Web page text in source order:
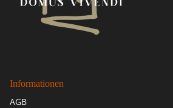
Informationen
AGB